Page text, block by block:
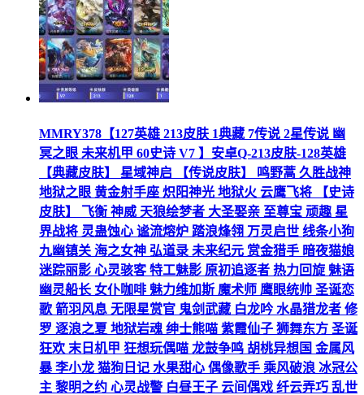
MMRY378【127英雄 213皮肤 1典藏 7传说 2星传说 幽
冥之眼 未来机甲 60史诗 V7 】安卓Q-213皮肤-128英雄
【典藏皮肤】 星域神启 【传说皮肤】 鸣野蒿 久胜战神
地狱之眼 黄金射手座 炽阳神光 地狱火 云鹰飞将 【史诗
皮肤】 飞衡 神威 天狼绘梦者 大圣娶亲 至尊宝 顽趣 星
界战将 灵蛊蚀心 谧流熔炉 踏浪烽翎 万灵启世 线条小狗
九幽镇关 海之女神 弘道录 未来纪元 赏金猎手 暗夜猫娘
迷踪丽影 心灵骇客 特工魅影 原初追逐者 热力回旋 魅语
幽灵船长 女仆咖啡 魅力维加斯 魔术师 鹰眼统帅 圣诞恋
歌 箭羽风息 无限星赏官 鬼剑武藏 白龙吟 水晶猎龙者 修
罗 逐浪之夏 地狱岩魂 绅士熊喵 紫霞仙子 狮舞东方 圣诞
狂欢 末日机甲 狂想玩偶喵 龙鼓争鸣 胡桃异想国 金属风
暴 李小龙 猫狗日记 水果甜心 偶像歌手 乘风破浪 冰冠公
主 黎明之约 心灵战警 白昼王子 云间偶戏 纤云弄巧 乱世